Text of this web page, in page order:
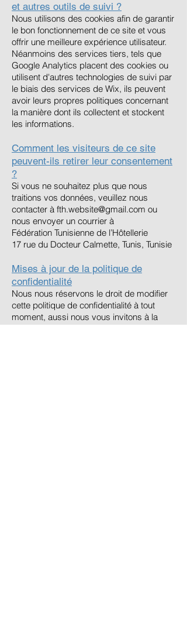
et autres outils de suivi ?
Nous utilisons des cookies afin de garantir
le bon fonctionnement de ce site et vous
offrir une meilleure expérience utilisateur.
Néanmoins des services tiers, tels que
Google Analytics placent des cookies ou
utilisent d'autres technologies de suivi par
le biais des services de Wix, ils peuvent
avoir leurs propres politiques concernant
la manière dont ils collectent et stockent
les informations.
Comment les visiteurs de ce site
peuvent-ils retirer leur consentement
?
Si vous ne souhaitez plus que nous
traitions vos données, veuillez nous
contacter à fth.website@gmail.com ou
nous envoyer un courrier à
Fédération Tunisienne de l’Hôtellerie
17 rue du Docteur Calmette, Tunis, Tunisie
Mises à jour de la politique de
confidentialité
Nous nous réservons le droit de modifier
cette politique de confidentialité à tout
moment, aussi nous vous invitons à la
consulter fréquemment. Les modifications